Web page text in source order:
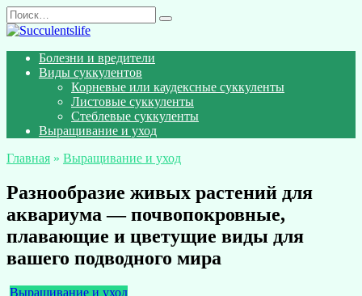
Перейти
к
Search
for:
Болезни и вредители
Виды суккулентов
Корневые или каудексные суккуленты
Листовые суккуленты
Стеблевые суккуленты
Выращивание и уход
Главная » Выращивание и уход
Разнообразие живых растений для
аквариума — почвопокровные,
плавающие и цветущие виды для
вашего подводного мира
Выращивание и уход